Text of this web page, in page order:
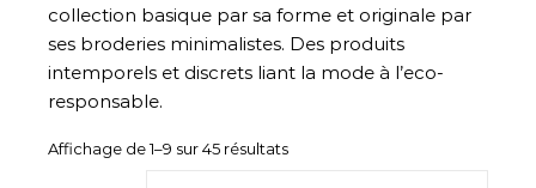
collection basique par sa forme et originale par
ses broderies minimalistes. Des produits
intemporels et discrets liant la mode à l’eco-
responsable.
Affichage de 1–9 sur 45 résultatsTrié du plus récent au plus